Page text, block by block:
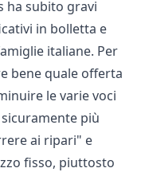
ha subito gravi
in bolletta e
italiane. Per
bene quale offerta
le varie voci
sicuramente più
ai ripari" e
fisso, piuttosto